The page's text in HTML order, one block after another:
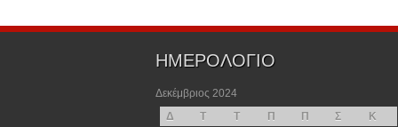
ΗΜΕΡΟΛΟΓΙΟ
Δεκέμβριος 2024
Δ
Τ Τ Π Π Σ
Κ